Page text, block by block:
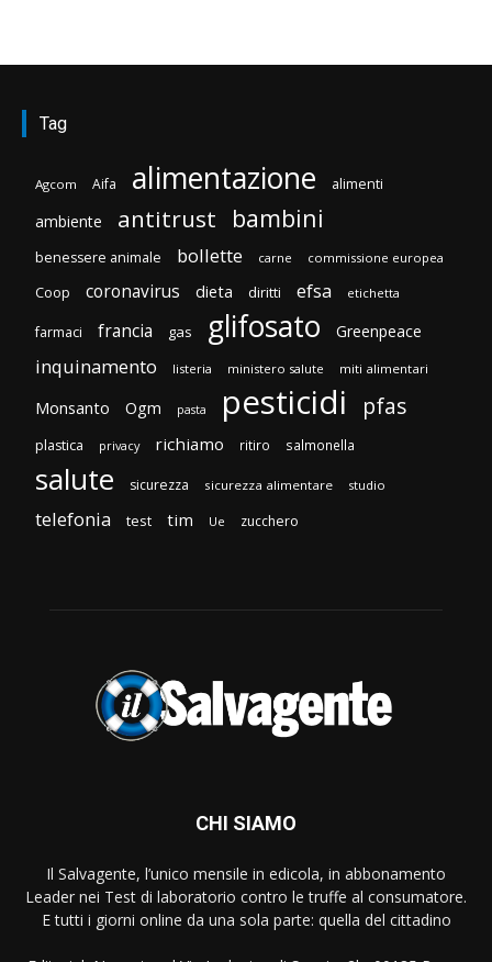
Tag
Agcom Aifa alimentazione alimenti
ambiente antitrust bambini
benessere animale bollette carne commissione europea
Coop coronavirus dieta diritti efsa etichetta
farmaci francia gas glifosato Greenpeace
inquinamento listeria ministero salute miti alimentari
Monsanto Ogm pasta pesticidi pfas
plastica privacy richiamo ritiro salmonella
salute sicurezza sicurezza alimentare studio
telefonia test tim Ue zucchero
CHI SIAMO
Il Salvagente, l’unico mensile in edicola, in abbonamento
Leader nei Test di laboratorio contro le truffe al consumatore.
E tutti i giorni online da una sola parte: quella del cittadino